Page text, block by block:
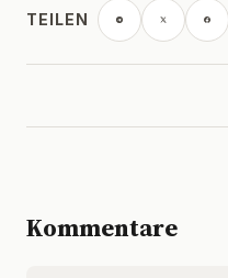
TEILEN
Kommentare